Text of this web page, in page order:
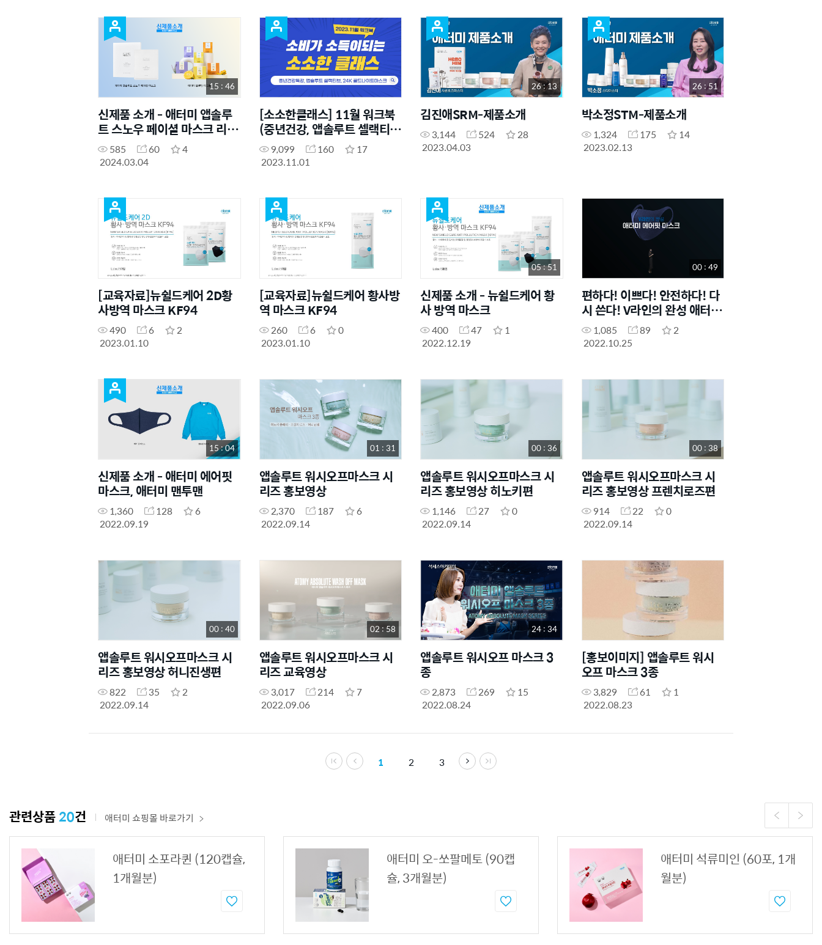
15 : 46
신제품 소개 - 애터미 앱솔루
트 스노우 페이셜 마스크 리뉴
얼 & 애터미 블렌딩 티 (단품)
585 60
4
2024.03.04
[소소한클래스] 11월 워크북
(중년건강, 앱솔루트 셀랙티브
스킨케어, 앱솔루트 24K 골드
나이트 마스크, 세일즈)
9,099 160
17
2023.11.01
26 : 13
김진애SRM-제품소개
3,144 524
28
2023.04.03
26 : 51
박소정STM-제품소개
1,324 175
14
2023.02.13
[교육자료]뉴쉴드케어 2D황
사방역 마스크 KF94
490 6
2
2023.01.10
[교육자료]뉴쉴드케어 황사방
역 마스크 KF94
260 6
0
2023.01.10
05 : 51
신제품 소개 - 뉴쉴드케어 황
사 방역 마스크
400 47
1
2022.12.19
00 : 49
편하다! 이쁘다! 안전하다! 다
시 쓴다! V라인의 완성 애터미
에어핏 마스크
1,085 89
2
2022.10.25
15 : 04
신제품 소개 - 애터미 에어핏
마스크, 애터미 맨투맨
1,360 128
6
2022.09.19
01 : 31
앱솔루트 워시오프마스크 시
리즈 홍보영상
2,370 187
6
2022.09.14
00 : 36
앱솔루트 워시오프마스크 시
리즈 홍보영상 히노키편
1,146 27
0
2022.09.14
00 : 38
앱솔루트 워시오프마스크 시
리즈 홍보영상 프렌치로즈편
914 22
0
2022.09.14
00 : 40
앱솔루트 워시오프마스크 시
리즈 홍보영상 허니진생편
822 35
2
2022.09.14
02 : 58
앱솔루트 워시오프마스크 시
리즈 교육영상
3,017 214
7
2022.09.06
24 : 34
앱솔루트 워시오프 마스크 3
종
2,873 269
15
2022.08.24
[홍보이미지] 앱솔루트 워시
오프 마스크 3종
3,829 61
1
2022.08.23
1 2 3
관련상품20건 애터미 쇼핑몰 바로가기
애터미 소포라퀸 (120캡슐,
1개월분)
애터미 오-쏘팔메토 (90캡
슐, 3개월분)
애터미 석류미인 (60포, 1개
월분)